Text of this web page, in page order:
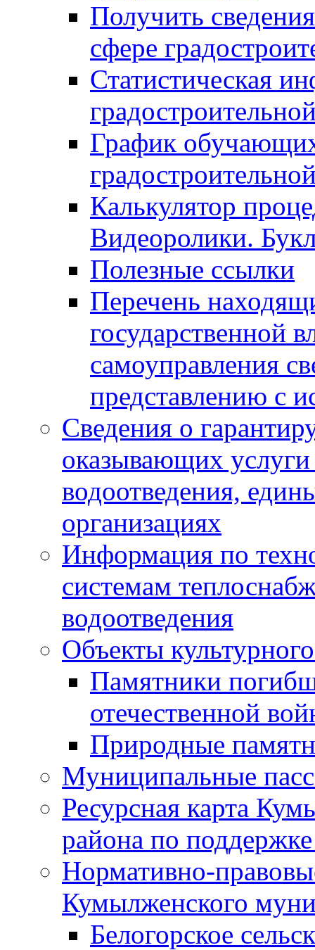
Получить
сфере
Статистическая
График
Калькулятор
Видеоролики.
Полезные ссылки
Перечень
государственной
самоуправления
представлению с
Сведения о
оказывающих
водоотведения,
организациях
Информация по
системам
водоотведения
Объекты
Памятники
отечественной
Природные
Муниципальные
Ресурсная карта
района по
Нормативно-
Кумылженского
Белогорское